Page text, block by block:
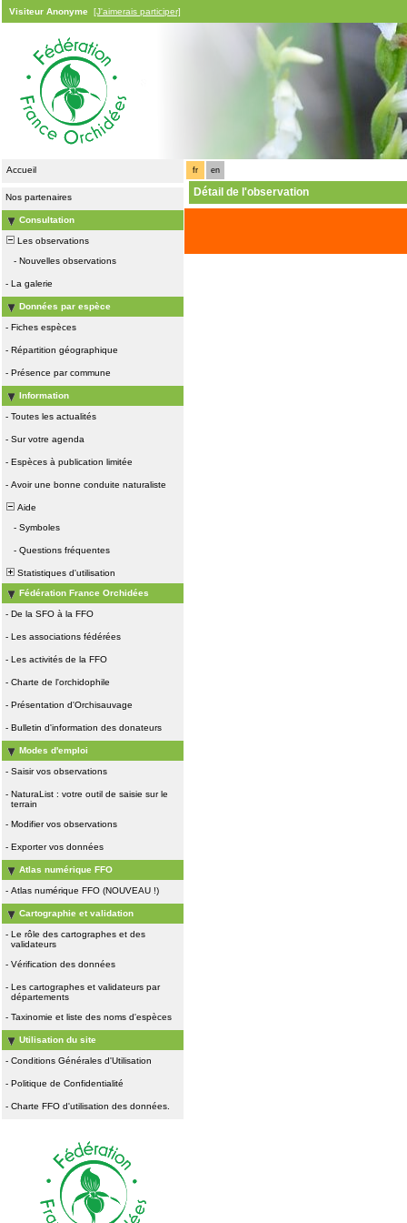
Visiteur Anonyme [J'aimerais participer]
Accueil
Nos partenaires
Consultation
Les observations
- Nouvelles observations
- La galerie
Données par espèce
- Fiches espèces
- Répartition géographique
- Présence par commune
Information
- Toutes les actualités
- Sur votre agenda
- Espèces à publication limitée
- Avoir une bonne conduite naturaliste
Aide
- Symboles
- Questions fréquentes
Statistiques d'utilisation
Fédération France Orchidées
- De la SFO à la FFO
- Les associations fédérées
- Les activités de la FFO
- Charte de l'orchidophile
- Présentation d'Orchisauvage
- Bulletin d'information des donateurs
Modes d'emploi
- Saisir vos observations
- NaturaList : votre outil de saisie sur le
terrain
- Modifier vos observations
- Exporter vos données
Atlas numérique FFO
- Atlas numérique FFO (NOUVEAU !)
Cartographie et validation
- Le rôle des cartographes et des
validateurs
- Vérification des données
- Les cartographes et validateurs par
départements
- Taxinomie et liste des noms d'espèces
Utilisation du site
- Conditions Générales d'Utilisation
- Politique de Confidentialité
- Charte FFO d'utilisation des données.
fr en
Détail de l'observation